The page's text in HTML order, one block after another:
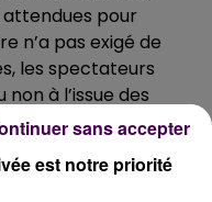
pour
n’a pas exigé de
les spectateurs
à l’issue des
est notre priorité
sans accepter